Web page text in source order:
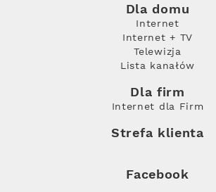
Dla domu
Internet
Internet + TV
Telewizja
Lista kanałów
Dla firm
Internet dla Firm
Strefa klienta
Facebook